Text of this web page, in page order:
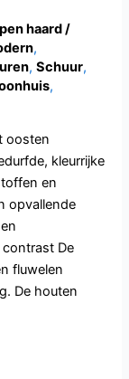
haard /
,
,Schuur,
,
oosten
kleurrijke
en
opvallende
De
fluwelen
De houten